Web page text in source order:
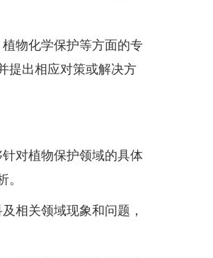
物化学保护等方面的专
提出相应对策或解决方
对植物保护领域的具体
相关领域现象和问题，